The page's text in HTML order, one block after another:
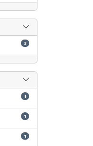
3
1
1
1